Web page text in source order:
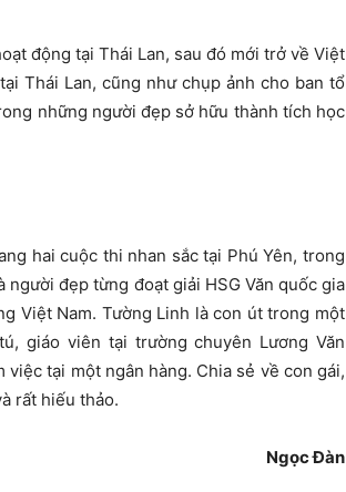
động tại Thái Lan, sau đó mới trở về Việt
Thái Lan, cũng như chụp ảnh cho ban tổ
những người đẹp sở hữu thành tích học
hai cuộc thi nhan sắc tại Phú Yên, trong
đẹp từng đoạt giải HSG Văn quốc gia
Việt Nam. Tường Linh là con út trong một
giáo viên tại trường chuyên Lương Văn
tại một ngân hàng. Chia sẻ về con gái,
rất hiếu thảo.
Ngọc Đàn